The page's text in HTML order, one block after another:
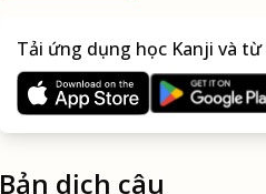
Tải ứng dụng học Kanji và
Bản dịch câu